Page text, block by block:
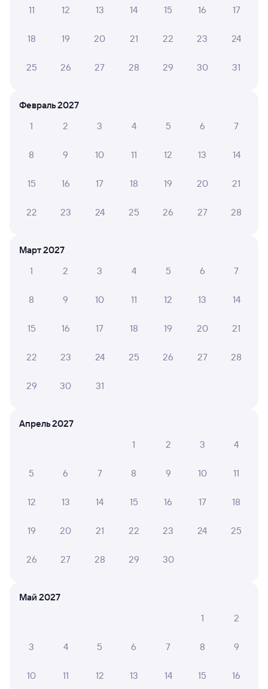
Обратите внимание, расписание может измениться.
На сайте tutu.ru вы найдете актуальное расписание
билетов РЖД
На этом направлении ходит 0 поездов.
Инструкция по приобретению билетов
Обратные билеты из Болони в Ружино
Купить билеты на поезд до Лесозаводска
11 12 13 14 15 16 17
18 19 20 21 22 23 24
25 26 27 28 29 30 31
Февраль 2027
1
2 3 4 5 6 7
8 9 10 11 12 13 14
15 16 17 18 19 20 21
22 23 24 25 26 27 28
Март 2027
1
2 3 4 5 6 7
8 9 10 11 12 13 14
15 16 17 18 19 20 21
22 23 24 25 26 27 28
29 30 31
Апрель 2027
1
2 3 4
5 6 7 8 9 10 11
12 13 14 15 16 17 18
19 20 21 22 23 24 25
26 27 28 29 30
Май 2027
1
2
3 4 5 6 7 8 9
10 11 12 13 14 15 16